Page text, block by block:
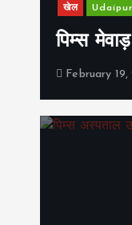
खेल Udaipur
पिम्स
February 19,